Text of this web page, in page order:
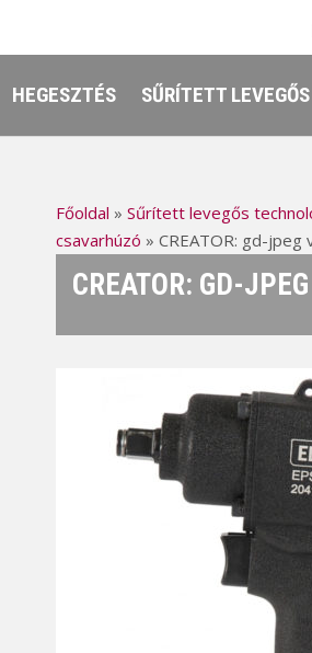
HEGESZTÉS SŰRÍTETT
Főoldal » Sűrített levegős
csavarhúzó » CREATOR: gd-jpeg
CREATOR: GD-